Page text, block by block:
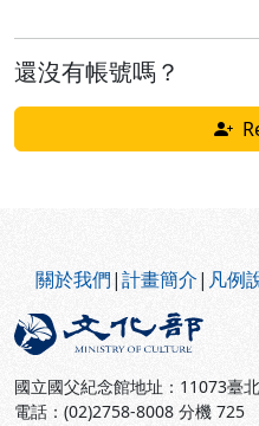
還沒有帳號嗎？
關於我們|計畫簡介| 凡例
國立國父紀念館地址：11073臺
電話：(02)2758-8008 分機 725